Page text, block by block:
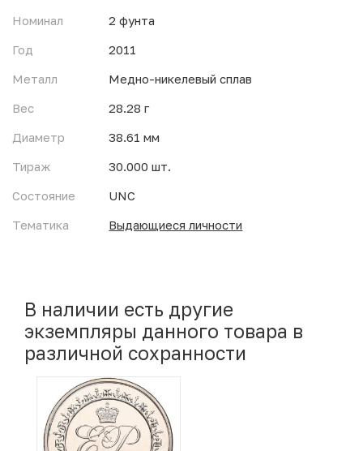
Номинал
2 фунта
Год
2011
Металл
Медно-никелевый сплав
Вес
28.28 г
Диаметр
38.61 мм
Тираж
30.000 шт.
Состояние
UNC
Тематика
Выдающиеся личности
В наличии есть другие
экземпляры данного товара в
различной сохранности